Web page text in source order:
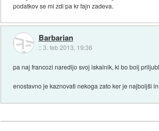
podatkov se mi zdi pa kr fajn zadeva.
Barbarian
::3. feb 2013, 19:36
pa naj francozi naredijo svoj iskalnik, ki bo bolj
enostavno je kaznovati nekoga zato ker je najboljši